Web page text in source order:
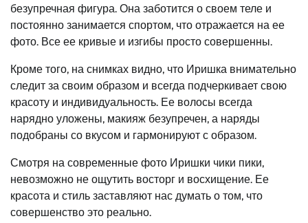
безупречная фигура. Она заботится о своем теле и
постоянно занимается спортом, что отражается на ее
фото. Все ее кривые и изгибы просто совершенны.
Кроме того, на снимках видно, что Иришка внимательно
следит за своим образом и всегда подчеркивает свою
красоту и индивидуальность. Ее волосы всегда
нарядно уложены, макияж безупречен, а наряды
подобраны со вкусом и гармонируют с образом.
Смотря на современные фото Иришки чики пики,
невозможно не ощутить восторг и восхищение. Ее
красота и стиль заставляют нас думать о том, что
совершенство это реально.